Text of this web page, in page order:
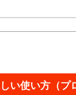
い使い方（プ